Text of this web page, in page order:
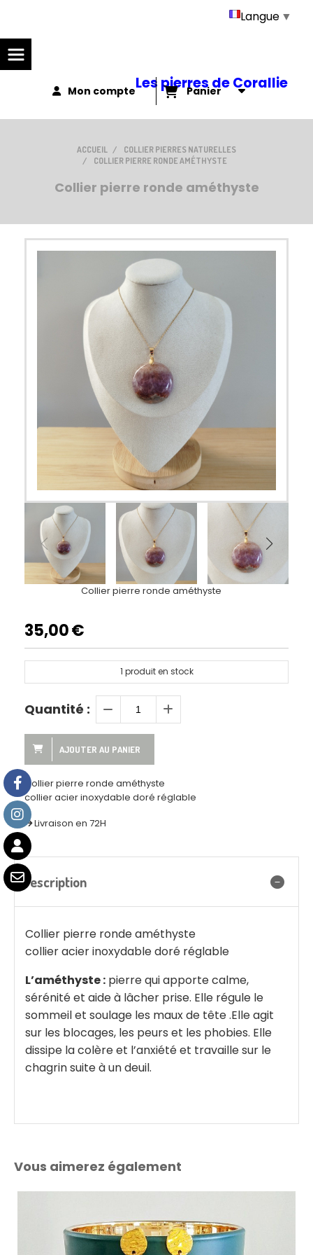
Les pierres de Corallie
Mon compte Panier
ACCUEIL
COLLIER PIERRES NATURELLES
COLLIER PIERRE RONDE AMÉTHYSTE
Collier pierre ronde améthyste
Collier pierre ronde améthyste
35,00€
1 produit en stock
Quantité :
AJOUTER AU PANIER
Collier pierre ronde améthyste
collier acier inoxydable doré réglable
Livraison en 72H
Description
Collier pierre ronde améthyste
collier acier inoxydable doré réglable
L’améthyste : pierre qui apporte calme,
sérénité et aide à lâcher prise. Elle régule le
sommeil et soulage les maux de tête .Elle agit
sur les blocages, les peurs et les phobies. Elle
dissipe la colère et l’anxiété et travaille sur le
chagrin suite à un deuil.
Vous aimerez également
Langue ▼